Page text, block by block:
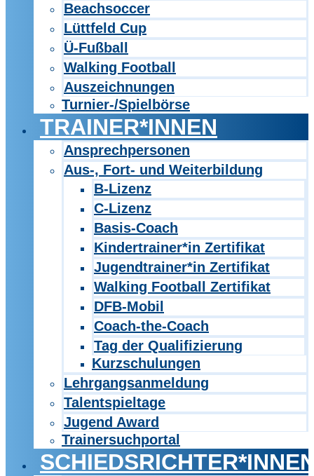
Beachsoccer
Lüttfeld Cup
Ü-Fußball
Walking Football
Auszeichnungen
Turnier-/Spielbörse
TRAINER*INNEN
Ansprechpersonen
Aus-, Fort- und Weiterbildung
B-Lizenz
C-Lizenz
Basis-Coach
Kindertrainer*in Zertifikat
Jugendtrainer*in Zertifikat
Walking Football Zertifikat
DFB-Mobil
Coach-the-Coach
Tag der Qualifizierung
Kurzschulungen
Lehrgangsanmeldung
Talentspieltage
Jugend Award
Trainersuchportal